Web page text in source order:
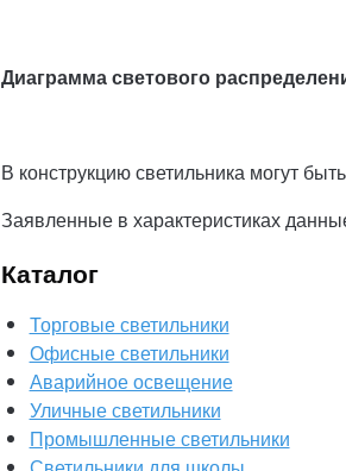
Диаграмма светового
В конструкцию светильника могут
Заявленные в характеристиках
Каталог
Торговые светильники
Офисные светильники
Аварийное освещение
Уличные светильники
Промышленные светильники